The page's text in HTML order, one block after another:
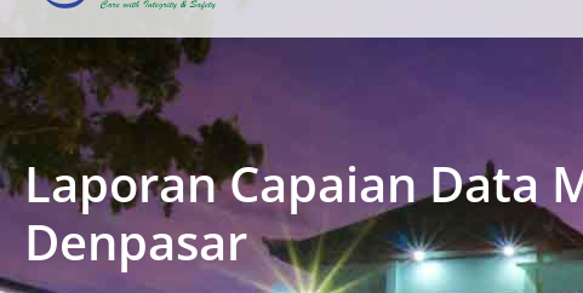
Laporan Capaian Data
Denpasar